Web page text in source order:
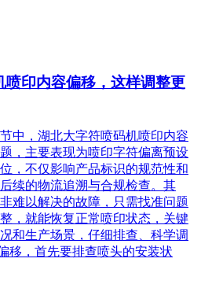
喷印内容偏移，这样调整更
中，湖北大字符喷码机喷印内容
，主要表现为喷印字符偏离预设
，不仅影响产品标识的规范性和
续的物流追溯与合规检查。其
难以解决的故障，只需找准问题
，就能恢复正常喷印状态，关键
和生产场景，仔细排查、科学调
移，首先要排查喷头的安装状